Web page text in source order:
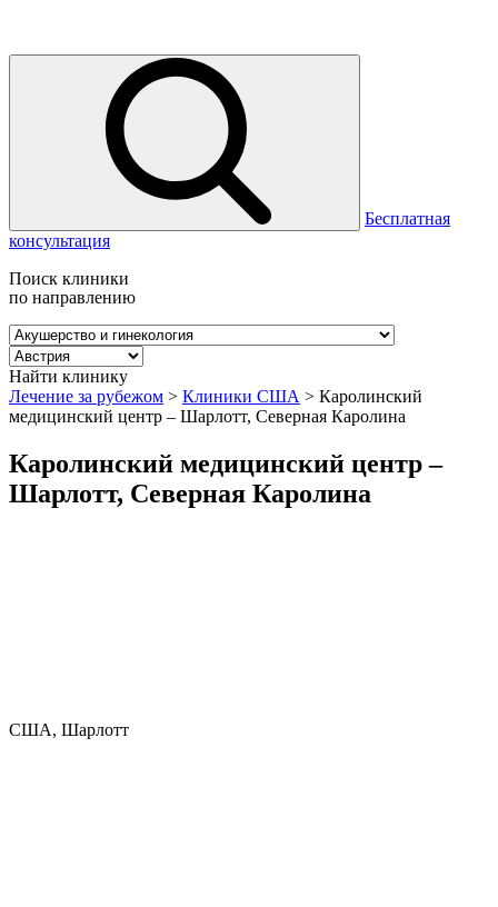
Бесплатная
консультация
Поиск клиники
по направлению
Найти клинику
Лечение за рубежом > Клиники США > Каролинский
медицинский центр – Шарлотт, Северная Каролина
Каролинский медицинский центр –
Шарлотт, Северная Каролина
США, Шарлотт